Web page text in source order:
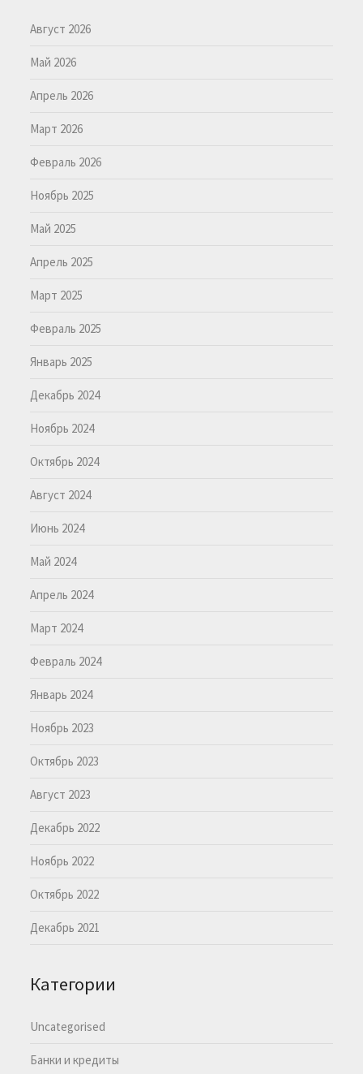
Август 2026
Май 2026
Апрель 2026
Март 2026
Февраль 2026
Ноябрь 2025
Май 2025
Апрель 2025
Март 2025
Февраль 2025
Январь 2025
Декабрь 2024
Ноябрь 2024
Октябрь 2024
Август 2024
Июнь 2024
Май 2024
Апрель 2024
Март 2024
Февраль 2024
Январь 2024
Ноябрь 2023
Октябрь 2023
Август 2023
Декабрь 2022
Ноябрь 2022
Октябрь 2022
Декабрь 2021
Категории
Uncategorised
Банки и кредиты